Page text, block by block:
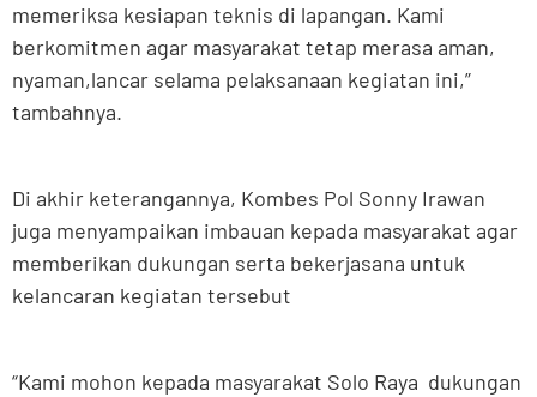
memeriksa kesiapan teknis di lapangan. Kami
berkomitmen agar masyarakat tetap merasa aman,
nyaman,lancar selama pelaksanaan kegiatan ini,”
tambahnya.
Di akhir keterangannya, Kombes Pol Sonny Irawan
juga menyampaikan imbauan kepada masyarakat agar
memberikan dukungan serta bekerjasana untuk
kelancaran kegiatan tersebut
“Kami mohon kepada masyarakat Solo Raya dukungan